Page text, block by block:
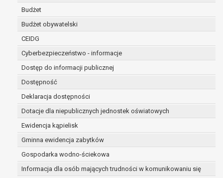
Budżet
Budżet obywatelski
CEIDG
Cyberbezpieczeństwo - informacje
Dostęp do informacji publicznej
Dostępność
Deklaracja dostępności
Dotacje dla niepublicznych jednostek oświatowych
Ewidencja kąpielisk
Gminna ewidencja zabytków
Gospodarka wodno-ściekowa
Informacja dla osób mających trudności w komunikowaniu się
przepisów prawa.
Pani/Pana dane osobowe będą przetwarzane
przez okres niezbędny do realizacji celu dla jakiego
zostały zebrane oraz zgodnie z terminami
archiwizacji określonymi przez przepisy prawa
powszechnie obowiązującego.
W przypadku, gdy dane osobowe przetwarzane są
na podstawie zgody osoby, której dane dotyczą
przetwarzanie odbywa się do czasu wycofania tej
zgody.
W przypadku, gdy dane osobowe przetwarzane są
w celu zawarcia i realizacji umowy przetwarzanie
odbywa się przez okres niezbędny do realizacji
zawartej umowy, a po tym czasie w zakresie
wymaganym przez przepisy prawa lub dla